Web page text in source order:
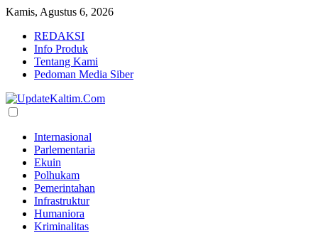
Kamis, Agustus 6, 2026
REDAKSI
Info Produk
Tentang Kami
Pedoman Media Siber
Internasional
Parlementaria
Ekuin
Polhukam
Pemerintahan
Infrastruktur
Humaniora
Kriminalitas